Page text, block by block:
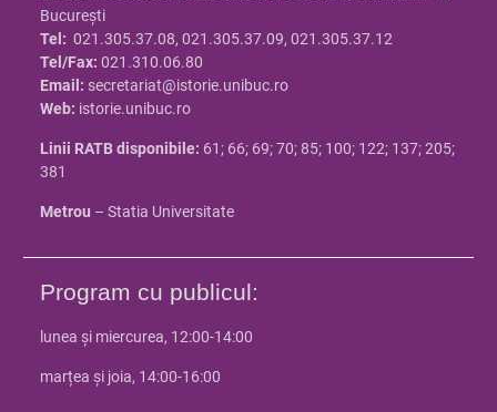
Bucureşti
Tel: 021.305.37.08, 021.305.37.09, 021.305.37.12
Tel/Fax: 021.310.06.80
Email: secretariat@istorie.unibuc.ro
Web: istorie.unibuc.ro
Linii RATB disponibile: 61; 66; 69; 70; 85; 100; 122; 137; 205;
381
Metrou – Statia Universitate
Program cu publicul:
lunea și miercurea, 12:00-14:00
marțea și joia, 14:00-16:00